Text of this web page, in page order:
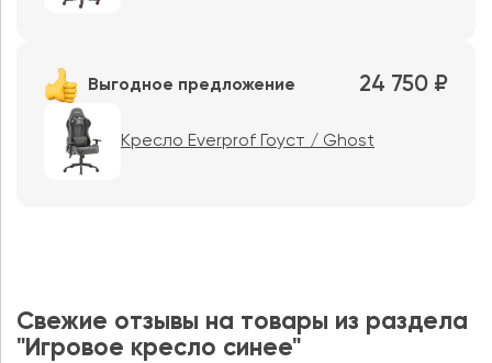
Выгодное предложение 24 750 ₽
Кресло Everprof Гоуст / Ghost
Свежие отзывы на товары из раздела
"Игровое кресло синее"